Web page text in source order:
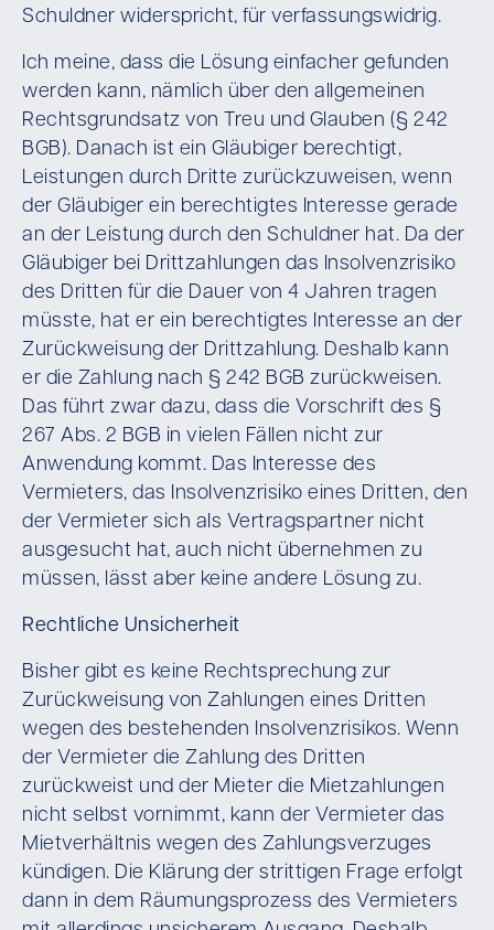
Schuldner widerspricht, für verfassungswidrig.
Ich meine, dass die Lösung einfacher gefunden
werden kann, nämlich über den allgemeinen
Rechtsgrundsatz von Treu und Glauben (§ 242
BGB). Danach ist ein Gläubiger berechtigt,
Leistungen durch Dritte zurückzuweisen, wenn
der Gläubiger ein berechtigtes Interesse gerade
an der Leistung durch den Schuldner hat. Da der
Gläubiger bei Drittzahlungen das Insolvenzrisiko
des Dritten für die Dauer von 4 Jahren tragen
müsste, hat er ein berechtigtes Interesse an der
Zurückweisung der Drittzahlung. Deshalb kann
er die Zahlung nach § 242 BGB zurückweisen.
Das führt zwar dazu, dass die Vorschrift des §
267 Abs. 2 BGB in vielen Fällen nicht zur
Anwendung kommt. Das Interesse des
Vermieters, das Insolvenzrisiko eines Dritten, den
der Vermieter sich als Vertragspartner nicht
ausgesucht hat, auch nicht übernehmen zu
müssen, lässt aber keine andere Lösung zu.
Rechtliche Unsicherheit
Bisher gibt es keine Rechtsprechung zur
Zurückweisung von Zahlungen eines Dritten
wegen des bestehenden Insolvenzrisikos. Wenn
der Vermieter die Zahlung des Dritten
zurückweist und der Mieter die Mietzahlungen
nicht selbst vornimmt, kann der Vermieter das
Mietverhältnis wegen des Zahlungsverzuges
kündigen. Die Klärung der strittigen Frage erfolgt
dann in dem Räumungsprozess des Vermieters